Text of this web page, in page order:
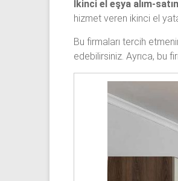
alınmaktadır.
İkinci el eşya alım-
hizmet veren ikinci el
Bu firmaları tercih
edebilirsiniz. Ayrıca, bu